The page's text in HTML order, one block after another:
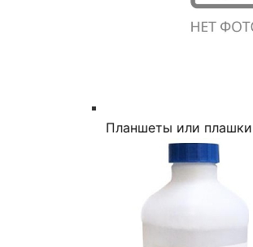
Планшеты или плашки